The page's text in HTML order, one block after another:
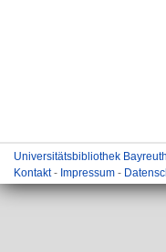
Universitätsbibliothek Bayreuth
Kontakt- Impressum -